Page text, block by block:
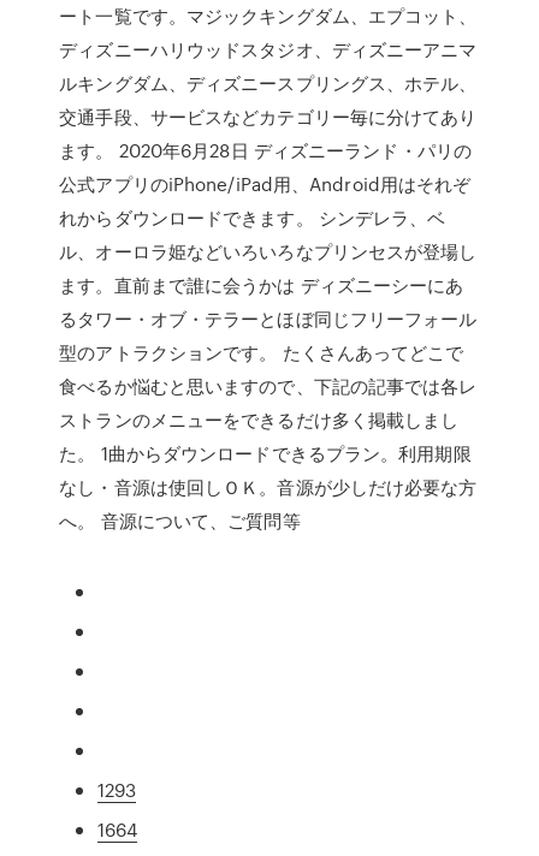
ート一覧です。マジックキングダム、エプコット、
ディズニーハリウッドスタジオ、ディズニーアニマ
ルキングダム、ディズニースプリングス、ホテル、
交通手段、サービスなどカテゴリー毎に分けてあり
ます。 2020年6月28日 ディズニーランド・パリの
公式アプリのiPhone/iPad用、Android用はそれぞ
れからダウンロードできます。 シンデレラ、ベ
ル、オーロラ姫などいろいろなプリンセスが登場し
ます。直前まで誰に会うかは ディズニーシーにあ
るタワー・オブ・テラーとほぼ同じフリーフォール
型のアトラクションです。 たくさんあってどこで
食べるか悩むと思いますので、下記の記事では各レ
ストランのメニューをできるだけ多く掲載しまし
た。 1曲からダウンロードできるプラン。利用期限
なし・音源は使回しＯＫ。音源が少しだけ必要な方
へ。 音源について、ご質問等
1293
1664